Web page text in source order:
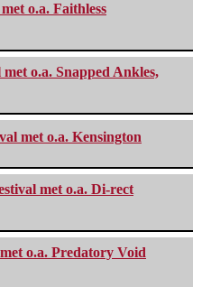
o.a. Faithless
o.a. Snapped Ankles,
met o.a. Kensington
met o.a. Di-rect
o.a. Predatory Void